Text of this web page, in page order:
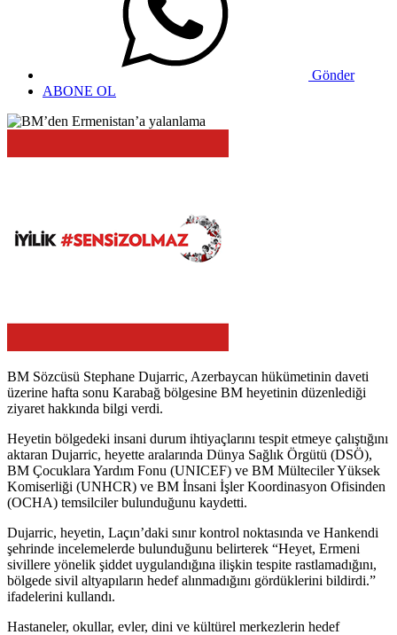
Gönder
ABONE OL
BM Sözcüsü Stephane Dujarric, Azerbaycan hükümetinin daveti
üzerine hafta sonu Karabağ bölgesine BM heyetinin düzenlediği
ziyaret hakkında bilgi verdi.
Heyetin bölgedeki insani durum ihtiyaçlarını tespit etmeye çalıştığını
aktaran Dujarric, heyette aralarında Dünya Sağlık Örgütü (DSÖ),
BM Çocuklara Yardım Fonu (UNICEF) ve BM Mülteciler Yüksek
Komiserliği (UNHCR) ve BM İnsani İşler Koordinasyon Ofisinden
(OCHA) temsilciler bulunduğunu kaydetti.
Dujarric, heyetin, Laçın’daki sınır kontrol noktasında ve Hankendi
şehrinde incelemelerde bulunduğunu belirterek “Heyet, Ermeni
sivillere yönelik şiddet uygulandığına ilişkin tespite rastlamadığını,
bölgede sivil altyapıların hedef alınmadığını gördüklerini bildirdi.”
ifadelerini kullandı.
Hastaneler, okullar, evler, dini ve kültürel merkezlerin hedef